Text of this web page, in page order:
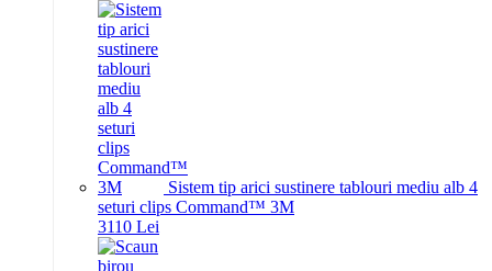
Sistem tip arici sustinere tablouri mediu alb 4
seturi clips Command™ 3M
3110 Lei